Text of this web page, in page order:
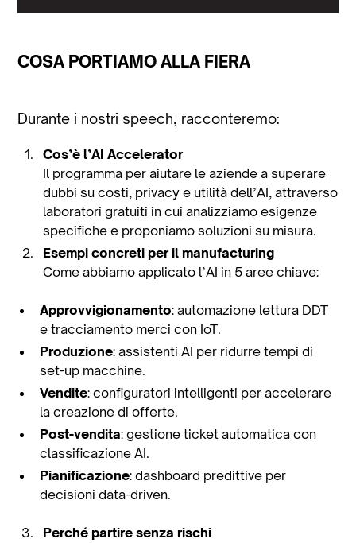
COSA PORTIAMO ALLA FIERA
Durante i nostri speech, racconteremo:
Cos’è l’AI Accelerator
Il programma per aiutare le aziende a superare
dubbi su costi, privacy e utilità dell’AI, attraverso
laboratori gratuiti in cui analizziamo esigenze
specifiche e proponiamo soluzioni su misura.
Esempi concreti per il manufacturing
Come abbiamo applicato l’AI in 5 aree chiave:
Approvvigionamento: automazione lettura DDT
e tracciamento merci con IoT.
Produzione: assistenti AI per ridurre tempi di
set-up macchine.
Vendite: configuratori intelligenti per accelerare
la creazione di offerte.
Post-vendita: gestione ticket automatica con
classificazione AI.
Pianificazione: dashboard predittive per
decisioni data-driven.
Perché partire senza rischi